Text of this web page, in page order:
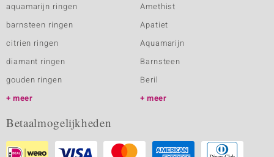
aquamarijn ringen
barnsteen ringen
citrien ringen
diamant ringen
gouden ringen
meer
Amethist
Apatiet
Aquamarijn
Barnsteen
Beril
meer
Betaalmogelijkheden